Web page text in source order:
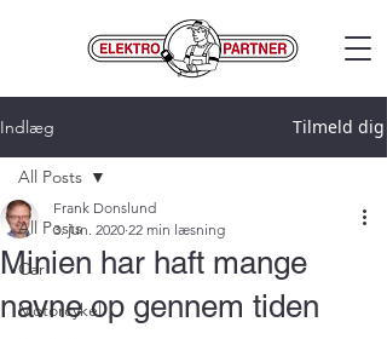
Indlæg Tilmeld dig
All Posts
Car
Motorcykel
All Posts
Minien har haft mange
navne op gennem tiden
Frank Donslund
3. jun. 2020 22 min læsning